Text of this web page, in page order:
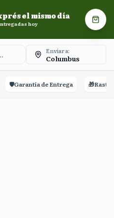
Flores frescas entregadas
el mismo día
hoy
Enviar a:
Columbus
🛡️Garantía de Entrega 🎁